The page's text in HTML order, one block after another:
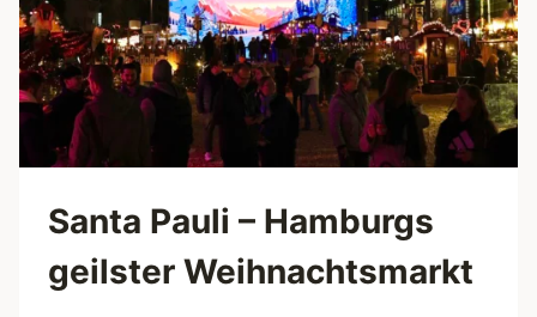
Santa Pauli – Hamburgs
geilster Weihnachtsmarkt